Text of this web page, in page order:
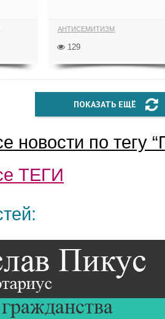
АНТИСЕМИТИЗМ
129
ПОКАЗАТЬ ЕЩЁ
новости по тегу “
ТЕГИ